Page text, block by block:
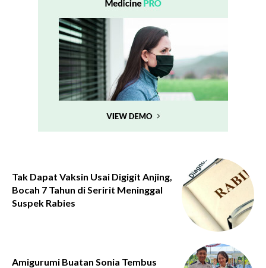
Tak Dapat Vaksin Usai Digigit Anjing,
Bocah 7 Tahun di Seririt Meninggal
Suspek Rabies
Amigurumi Buatan Sonia Tembus